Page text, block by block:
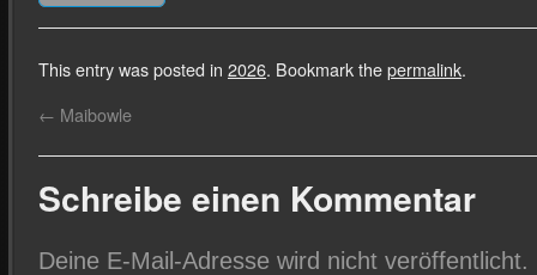
This entry was posted in 2026. Bookmark thepermalink.
← Maibowle
Schreibe einen Kommentar
Deine E-Mail-Adresse wird nicht veröffentlicht.